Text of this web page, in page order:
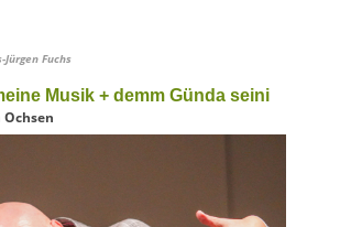
Jürgen Fuchs
Musik + demm Günda seini